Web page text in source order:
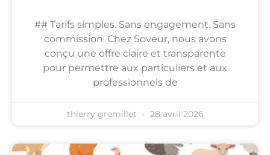
## Tarifs simples. Sans engagement. Sans
commission. Chez Soveur, nous avons
conçu une offre claire et transparente
pour permettre aux particuliers et aux
professionnels de
thierry gremillet 28 avril 2026